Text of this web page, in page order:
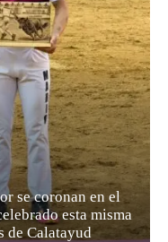
se coronan en el
esta misma
de Calatayud